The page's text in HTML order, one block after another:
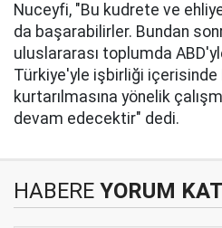
Nuceyfi, "Bu kudrete ve
da başarabilirler. Bundan
uluslararası toplumda
Türkiye'yle işbirliği içerisinde
kurtarılmasına yönelik
devam edecektir" dedi.
HABERE YORUM KAT